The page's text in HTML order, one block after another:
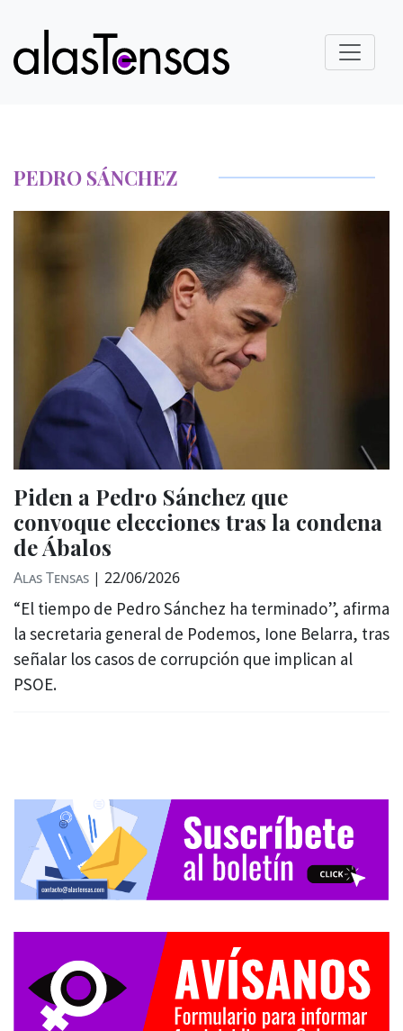
PEDRO SÁNCHEZ
Piden a Pedro Sánchez que
convoque elecciones tras la condena
de Ábalos
Alas Tensas | 22/06/2026
“El tiempo de Pedro Sánchez ha terminado”, afirma
la secretaria general de Podemos, Ione Belarra, tras
señalar los casos de corrupción que implican al
PSOE.